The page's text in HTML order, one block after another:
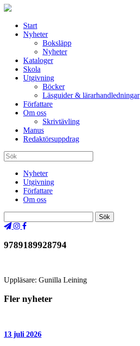
Start
Nyheter
Boksläpp
Nyheter
Kataloger
Skola
Utgivning
Böcker
Läsguider & lärarhandledningar
Författare
Om oss
Skrivtävling
Manus
Redaktörsuppdrag
Nyheter
Utgivning
Författare
Om oss
9789189928794
Uppläsare: Gunilla Leining
Fler nyheter
13 juli 2026